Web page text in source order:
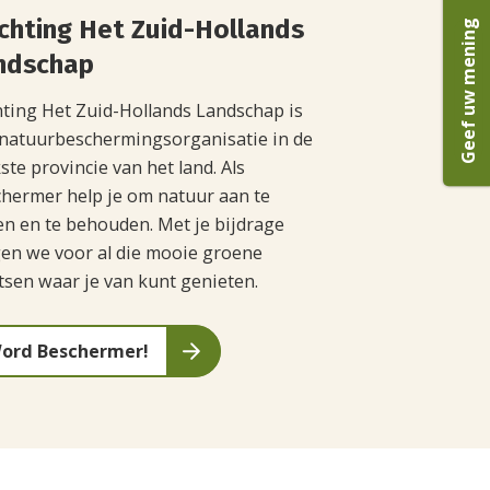
Het Zuid-Hollands
Het Zuid-Hollands Landschap is
in de
provincie van het land. Als
help je om natuur aan te
en te behouden. Met je bijdrage
we voor al die mooie groene
waar je van kunt genieten.
Beschermer!
Geef uw mening